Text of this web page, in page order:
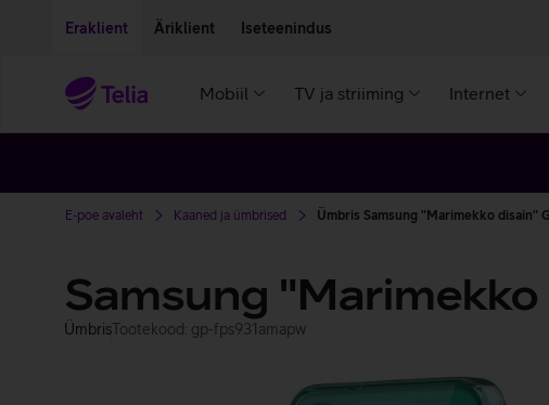
Eraklient Äriklient Iseteenindus
Mobiil TV ja striiming Internet
E-poe avaleht Kaaned ja ümbrised Ümbris Samsung "Marimekko disain"
Samsung
ÜmbrisTootekood: gp-fps931amapw